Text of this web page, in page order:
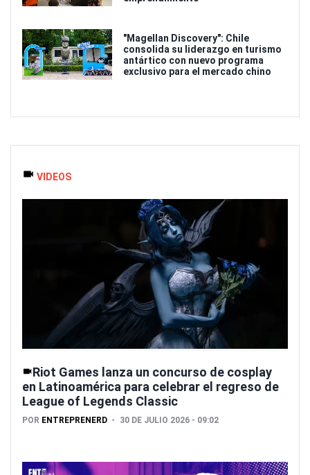
"Magellan Discovery": Chile
consolida su liderazgo en turismo
antártico con nuevo programa
exclusivo para el mercado chino
VIDEOS
Riot Games lanza un concurso de cosplay
en Latinoamérica para celebrar el regreso de
League of Legends Classic
POR ENTREPRENERD 30 DE JULIO 2026 - 09:02